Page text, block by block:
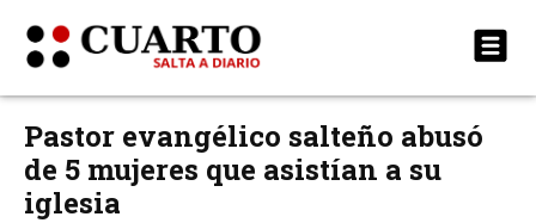
Pastor evangélico salteño abusó
de 5 mujeres que asistían a su
iglesia